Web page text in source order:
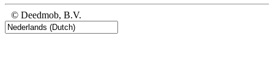
© Deedmob, B.V.